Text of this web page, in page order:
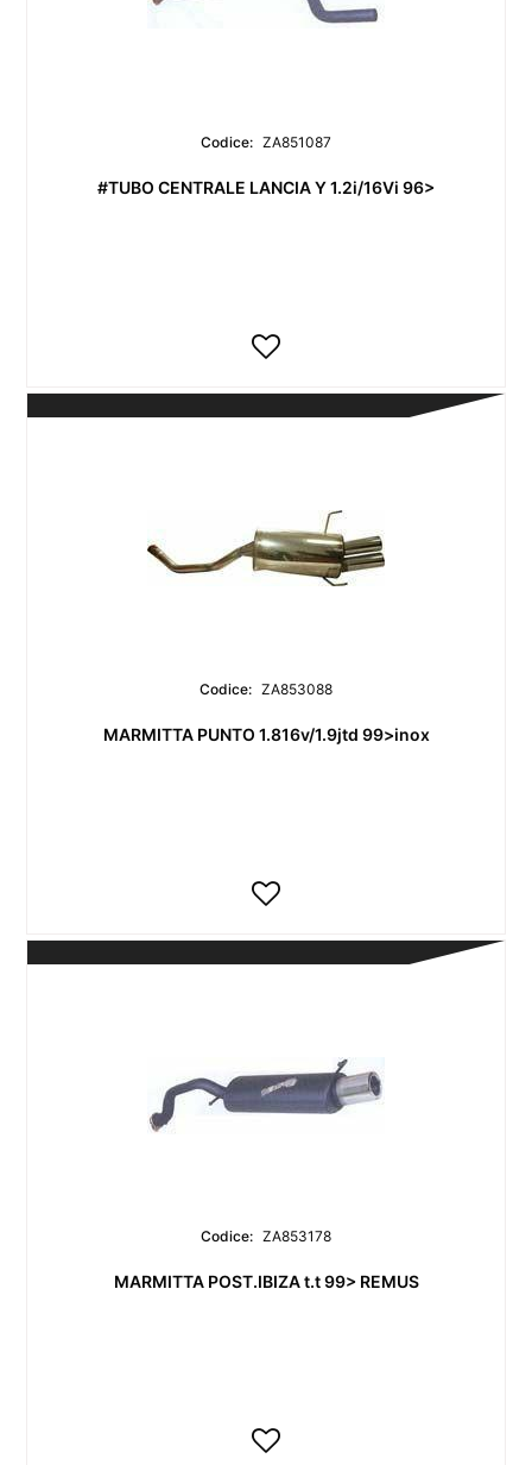
Codice: ZA851087
#TUBO CENTRALE LANCIA Y 1.2i/16Vi 96>
Codice: ZA853088
MARMITTA PUNTO 1.816v/1.9jtd 99>inox
Codice: ZA853178
MARMITTA POST.IBIZA t.t 99> REMUS